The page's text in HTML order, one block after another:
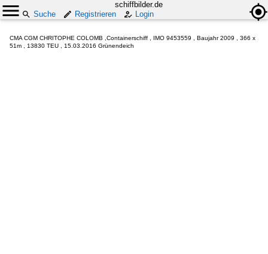
schiffbilder.de
Suche
Registrieren Login
CMA CGM CHRITOPHE COLOMB ,Containerschiff , IMO 9453559 , Baujahr 2009 , 366 x
51m , 13830 TEU , 15.03.2016 Grünendeich